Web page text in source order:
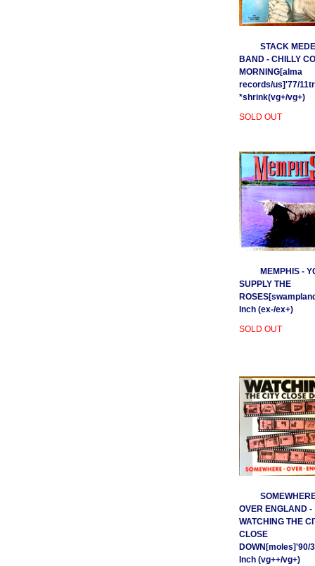
STACK
BAND - CHILLY
MORNING[alma
records/us]'77/
*shrink(vg+/vg+)
SOLD OUT
MEMPHIS -
SUPPLY THE
Inch (ex-/ex+)
SOLD OUT
OVER ENGLAND -
WATCHING THE
CLOSE
DOWN[moles]'90/
Inch (vg++/vg+)